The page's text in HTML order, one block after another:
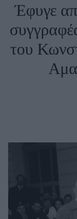
Fashion
Shopping
Styling Tips
Υγεία + Διατροφή
Έφυγε
του